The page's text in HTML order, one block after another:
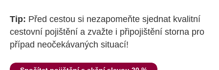
Tip: Před cestou si nezapomeňte sjednat kvalitní
cestovní pojištění a zvažte i připojištění storna pro
případ neočekávaných situací!